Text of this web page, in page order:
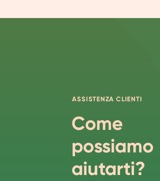
ASSISTENZA CLIENTI
Come
possiamo
aiutarti?